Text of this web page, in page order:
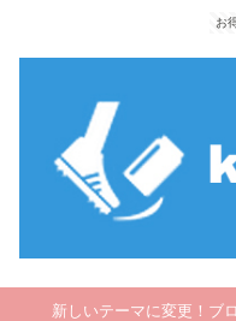
お
新しいテーマに変更！ブ